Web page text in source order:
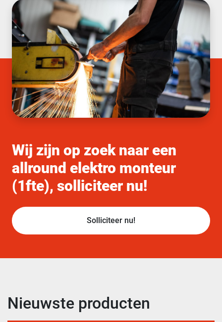
Wij zijn op zoek naar een
allround elektro monteur
(1fte), solliciteer nu!
Solliciteer nu!
Nieuwste producten